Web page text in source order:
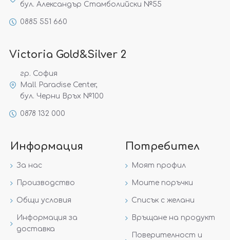
бул. Александър Стамболийски №55
0885 551 660
Victoria Gold&Silver 2
гр. София
Mall Paradise Center,
бул. Черни Връх №100
0878 132 000
Информация
За нас
Производство
Общи условия
Информация за
доставка
Потребител
Моят профил
Моите поръчки
Списък с желани
Връщане на продукт
Поверителност и